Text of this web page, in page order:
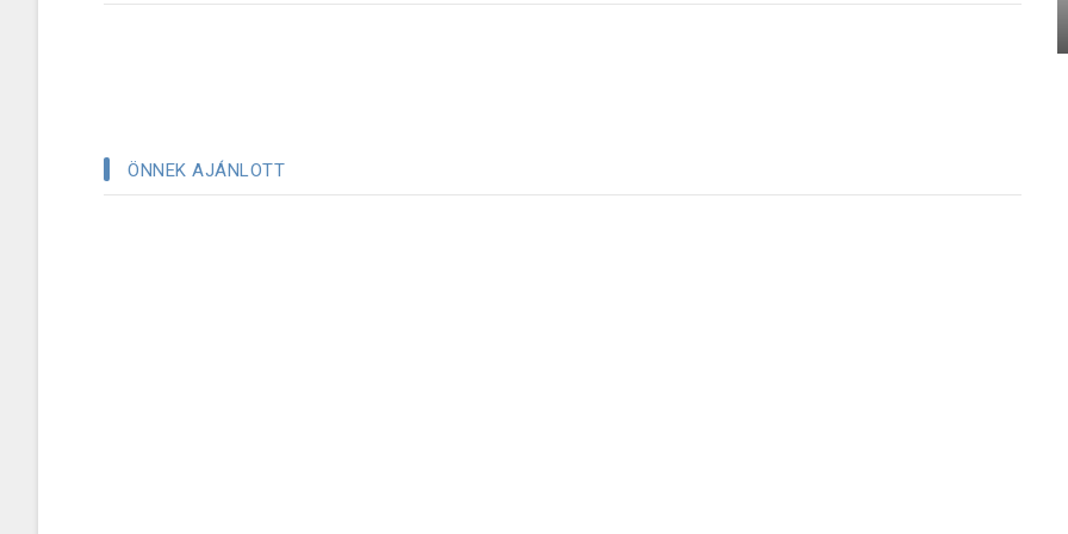
ÖNNEK AJÁNLOTT